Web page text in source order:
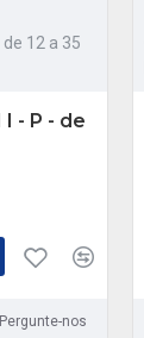
de 12 a 35
- P - de
Pergunte-nos